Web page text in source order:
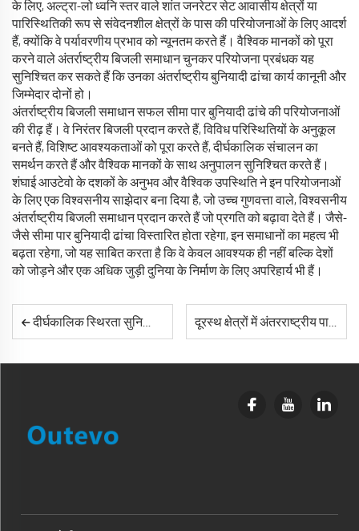
के लिए, अल्ट्रा-लो ध्वनि स्तर वाले शांत जनरेटर सेट आवासीय क्षेत्रों या
पारिस्थितिकी रूप से संवेदनशील क्षेत्रों के पास की परियोजनाओं के लिए आदर्श
हैं, क्योंकि वे पर्यावरणीय प्रभाव को न्यूनतम करते हैं। वैश्विक मानकों को पूरा
करने वाले अंतर्राष्ट्रीय बिजली समाधान चुनकर परियोजना प्रबंधक यह
सुनिश्चित कर सकते हैं कि उनका अंतर्राष्ट्रीय बुनियादी ढांचा कार्य कानूनी और
जिम्मेदार दोनों हो।
अंतर्राष्ट्रीय बिजली समाधान सफल सीमा पार बुनियादी ढांचे की परियोजनाओं
की रीढ़ हैं। वे निरंतर बिजली प्रदान करते हैं, विविध परिस्थितियों के अनुकूल
बनते हैं, विशिष्ट आवश्यकताओं को पूरा करते हैं, दीर्घकालिक संचालन का
समर्थन करते हैं और वैश्विक मानकों के साथ अनुपालन सुनिश्चित करते हैं।
शंघाई आउटेवो के दशकों के अनुभव और वैश्विक उपस्थिति ने इन परियोजनाओं
के लिए एक विश्वसनीय साझेदार बना दिया है, जो उच्च गुणवत्ता वाले, विश्वसनीय
अंतर्राष्ट्रीय बिजली समाधान प्रदान करते हैं जो प्रगति को बढ़ावा देते हैं। जैसे-
जैसे सीमा पार बुनियादी ढांचा विस्तारित होता रहेगा, इन समाधानों का महत्व भी
बढ़ता रहेगा, जो यह साबित करता है कि वे केवल आवश्यक ही नहीं बल्कि देशों
को जोड़ने और एक अधिक जुड़ी दुनिया के निर्माण के लिए अपरिहार्य भी हैं।
दीर्घकालिक स्थिरता सुनिश्चित करने के लिए अंतरराष्ट्रीय बिजली समाधानों को नियमित रखरखाव की आवश्यकता होती है।